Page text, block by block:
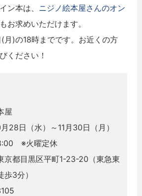
ン本は、 ニジノ絵本屋さんのオン
お求めいただけます。
)の18時までです。お近くの方
ください！
屋
28日（水）～11月30日（月）
※火曜定休
京都目黒区平町1-23-20（東急東
3分）